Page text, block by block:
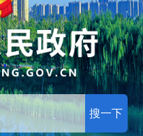
搜一下